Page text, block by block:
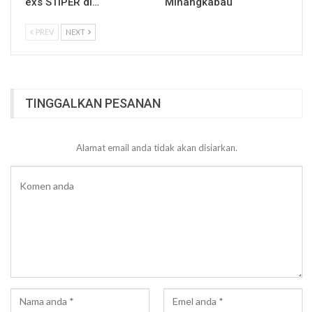
PREV NEXT
TINGGALKAN PESANAN
Alamat email anda tidak akan disiarkan.